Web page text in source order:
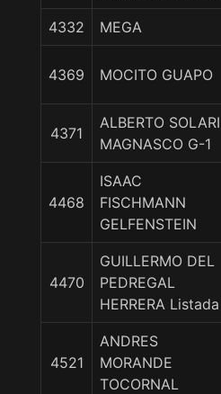
4332 MEGA
4369 MOCITO GUAPO
4371
ALBERTO SOLARI
MAGNASCO G-1
4468
ISAAC
FISCHMANN
GELFENSTEIN
4470
GUILLERMO DEL
PEDREGAL
HERRERA Listada
4521
ANDRES
MORANDE
TOCORNAL